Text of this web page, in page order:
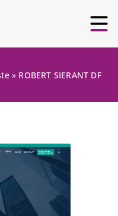
» ROBERT SIERANT DF